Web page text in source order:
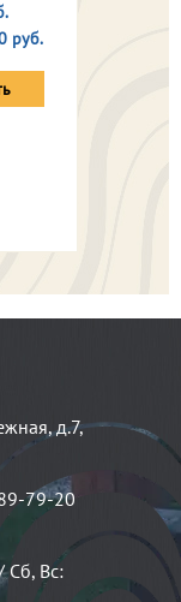
руб.
д.7,
79-20
Сб, Вс: